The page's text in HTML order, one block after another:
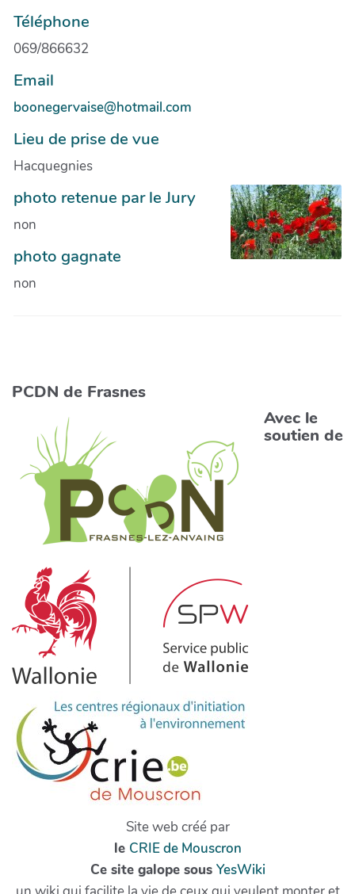
Téléphone
069/866632
Email
boonegervaise@hotmail.com
Lieu de prise de vue
Hacquegnies
photo retenue par le Jury
non
photo gagnate
non
PCDN de Frasnes
Avec le
soutien de
Site web créé par
le CRIE de Mouscron
Ce site galope sous YesWiki